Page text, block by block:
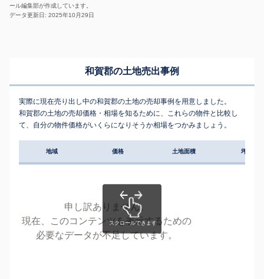
ール編集部が作成しています。
データ更新日: 2025年10月29日
和賀郡の土地売出事例
実際に現在売り出し中の和賀郡の土地の売却事例を用意しました。
和賀郡の土地の売却価格・相場を知るために、これらの物件と比較し
て、自分の物件価格がいくらになりそうか相場をつかみましょう。
地域 価格 土地面積 坪単価
申し訳ありません。
現在、このコンテンツを表示するための
必要なデータが不足しています。